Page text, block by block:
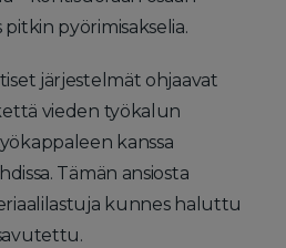
pyörimisakselia.
järjestelmät ohjaavat
vieden työkalun
kanssa
Tämän ansiosta
kunnes haluttu